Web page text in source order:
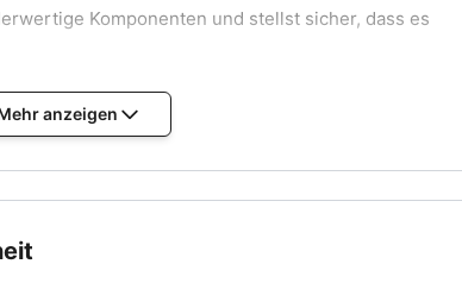
Komponenten und stellst sicher, dass es
- für beste Leistung und Langlebigkeit!
anzeigen